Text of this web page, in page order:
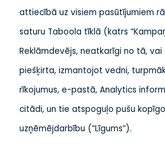
attiecībā uz visiem pasūtījumiem
saturu Taboola tīklā (katrs
Reklāmdevējs, neatkarīgi no tā,
piešķirta, izmantojot vedni,
rīkojumus, e-pastā, Analytics
citādi, un tie atspoguļo pušu
uzņēmējdarbību (“Līgums”).